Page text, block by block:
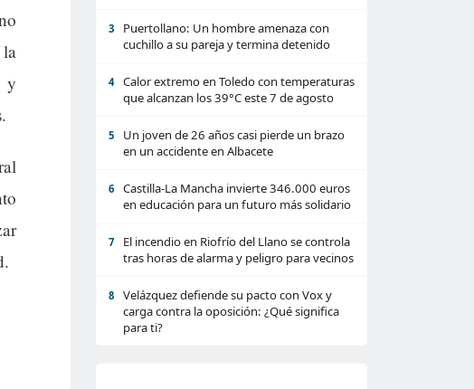
y
3
Puertollano: Un hombre amenaza con
cuchillo a su pareja y termina detenido
4
Calor extremo en Toledo con temperaturas
que alcanzan los 39°C este 7 de agosto
5
Un joven de 26 años casi pierde un brazo
en un accidente en Albacete
6
Castilla-La Mancha invierte 346.000 euros
en educación para un futuro más solidario
7
El incendio en Riofrío del Llano se controla
tras horas de alarma y peligro para vecinos
8
Velázquez defiende su pacto con Vox y
carga contra la oposición: ¿Qué significa
para ti?